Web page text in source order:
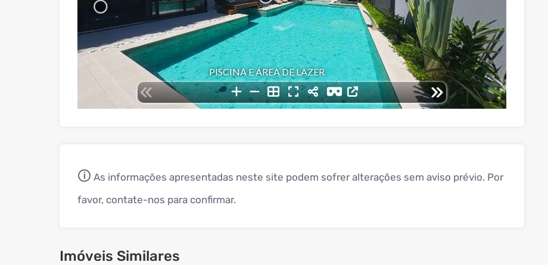
🛈 As informações apresentadas neste site podem sofrer alterações sem aviso prévio. Por
favor, contate-nos para confirmar.
Imóveis Similares